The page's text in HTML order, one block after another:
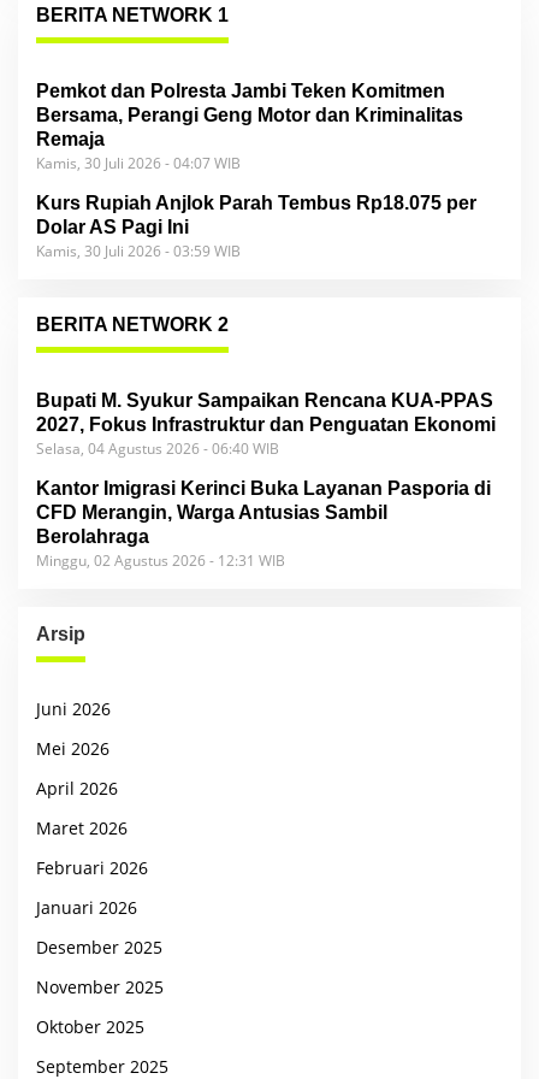
BERITA NETWORK 1
Pemkot dan Polresta Jambi Teken Komitmen
Bersama, Perangi Geng Motor dan Kriminalitas
Remaja
Kamis, 30 Juli 2026 - 04:07 WIB
Kurs Rupiah Anjlok Parah Tembus Rp18.075 per
Dolar AS Pagi Ini
Kamis, 30 Juli 2026 - 03:59 WIB
BERITA NETWORK 2
Bupati M. Syukur Sampaikan Rencana KUA-PPAS
2027, Fokus Infrastruktur dan Penguatan Ekonomi
Selasa, 04 Agustus 2026 - 06:40 WIB
Kantor Imigrasi Kerinci Buka Layanan Pasporia di
CFD Merangin, Warga Antusias Sambil
Berolahraga
Minggu, 02 Agustus 2026 - 12:31 WIB
Arsip
Juni 2026
Mei 2026
April 2026
Maret 2026
Februari 2026
Januari 2026
Desember 2025
November 2025
Oktober 2025
September 2025